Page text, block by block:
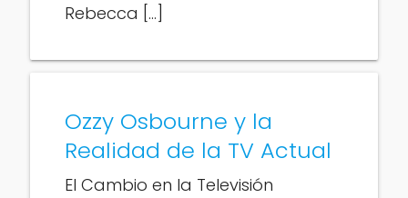
Rebecca […]
Ozzy Osbourne y la
Realidad de la TV Actual
El Cambio en la Televisión